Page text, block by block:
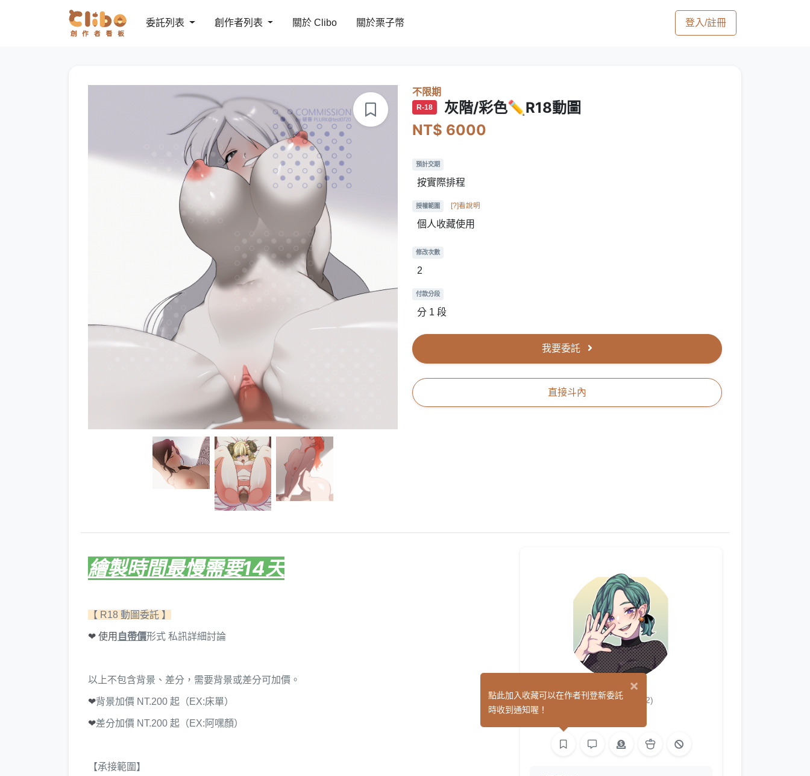
委託列表 創作者列表 關於 Clibo 關於栗子幣 登入/註冊
不限期
R-18
灰階/彩色✏️R18動圖
NT$ 6000
預計交期
按實際排程
授權範圍 [?]看說明
個人收藏使用
修改次數
2
付款分段
分 1 段
我要委託
直接斗內
繪製時間最慢需要14天
【 R18 動圖委託 】
❤ 使用 自帶價形式 私訊詳細討論
以上不包含背景、差分，需要背景或差分可加價。
❤背景加價 NT.200 起（EX:床單）
❤差分加價 NT.200 起（EX:阿嘿顏）
【承接範圍】
破春 (32)
×
點此加入收藏可以在作者刊登新委託
時收到通知喔！